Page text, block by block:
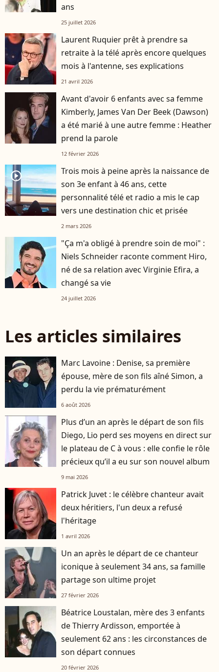
ans
25 juillet 2026
Laurent Ruquier prêt à prendre sa
retraite à la télé après encore quelques
mois à l'antenne, ses explications
21 avril 2026
Avant d'avoir 6 enfants avec sa femme
Kimberly, James Van Der Beek (Dawson)
a été marié à une autre femme : Heather
prend la parole
12 février 2026
player2
Trois mois à peine après la naissance de
son 3e enfant à 46 ans, cette
personnalité télé et radio a mis le cap
vers une destination chic et prisée
2 mars 2026
"Ça m'a obligé à prendre soin de moi" :
Niels Schneider raconte comment Hiro,
né de sa relation avec Virginie Efira, a
changé sa vie
24 juillet 2026
Les articles similaires
Marc Lavoine : Denise, sa première
épouse, mère de son fils aîné Simon, a
perdu la vie prématurément
6 août 2026
player2
Plus d’un an après le départ de son fils
Diego, Lio perd ses moyens en direct sur
le plateau de C à vous : elle confie le rôle
précieux qu’il a eu sur son nouvel album
9 mai 2026
Patrick Juvet : le célèbre chanteur avait
deux héritiers, l'un deux a refusé
l'héritage
1 avril 2026
Un an après le départ de ce chanteur
iconique à seulement 34 ans, sa famille
partage son ultime projet
27 février 2026
Béatrice Loustalan, mère des 3 enfants
de Thierry Ardisson, emportée à
seulement 62 ans : les circonstances de
son départ connues
20 février 2026